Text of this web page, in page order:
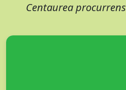
Centaurea procurrens